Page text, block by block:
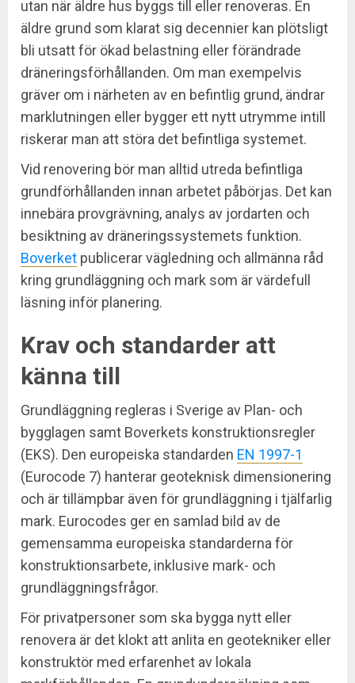
utan när äldre hus byggs till eller renoveras. En
äldre grund som klarat sig decennier kan plötsligt
bli utsatt för ökad belastning eller förändrade
dräneringsförhållanden. Om man exempelvis
gräver om i närheten av en befintlig grund, ändrar
marklutningen eller bygger ett nytt utrymme intill
riskerar man att störa det befintliga systemet.
Vid renovering bör man alltid utreda befintliga
grundförhållanden innan arbetet påbörjas. Det kan
innebära provgrävning, analys av jordarten och
besiktning av dräneringssystemets funktion.
Boverket publicerar vägledning och allmänna råd
kring grundläggning och mark som är värdefull
läsning inför planering.
Krav och standarder att
känna till
Grundläggning regleras i Sverige av Plan- och
bygglagen samt Boverkets konstruktionsregler
(EKS). Den europeiska standarden EN 1997-1
(Eurocode 7) hanterar geoteknisk dimensionering
och är tillämpbar även för grundläggning i tjälfarlig
mark. Eurocodes ger en samlad bild av de
gemensamma europeiska standarderna för
konstruktionsarbete, inklusive mark- och
grundläggningsfrågor.
För privatpersoner som ska bygga nytt eller
renovera är det klokt att anlita en geotekniker eller
konstruktör med erfarenhet av lokala